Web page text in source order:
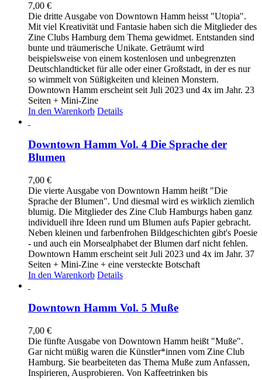
7,00 €
Die dritte Ausgabe von Downtown Hamm heisst "Utopia".
Mit viel Kreativität und Fantasie haben sich die Mitglieder des
Zine Clubs Hamburg dem Thema gewidmet. Entstanden sind
bunte und träumerische Unikate. Geträumt wird
beispielsweise von einem kostenlosen und unbegrenzten
Deutschlandticket für alle oder einer Großstadt, in der es nur
so wimmelt von Süßigkeiten und kleinen Monstern.
Downtown Hamm erscheint seit Juli 2023 und 4x im Jahr. 23
Seiten + Mini-Zine
In den Warenkorb Details
Downtown Hamm Vol. 4 Die Sprache der
Blumen
7,00 €
Die vierte Ausgabe von Downtown Hamm heißt "Die
Sprache der Blumen". Und diesmal wird es wirklich ziemlich
blumig. Die Mitglieder des Zine Club Hamburgs haben ganz
individuell ihre Ideen rund um Blumen aufs Papier gebracht.
Neben kleinen und farbenfrohen Bildgeschichten gibt's Poesie
- und auch ein Morsealphabet der Blumen darf nicht fehlen.
Downtown Hamm erscheint seit Juli 2023 und 4x im Jahr. 37
Seiten + Mini-Zine + eine versteckte Botschaft
In den Warenkorb Details
Downtown Hamm Vol. 5 Muße
7,00 €
Die fünfte Ausgabe von Downtown Hamm heißt "Muße".
Gar nicht müßig waren die Künstler*innen vom Zine Club
Hamburg. Sie bearbeiteten das Thema Muße zum Anfassen,
Inspirieren, Ausprobieren. Von Kaffeetrinken bis